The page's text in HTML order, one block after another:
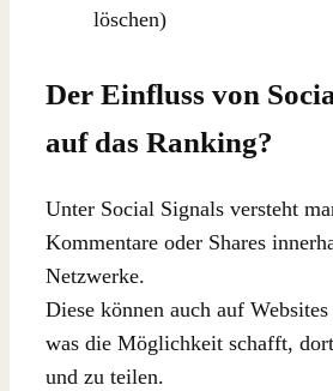
löschen)
Der Einfluss von
auf das Ranking?
Unter Social Signals versteht
Kommentare oder Shares
Netzwerke.
Diese können auch auf
was die Möglichkeit schafft,
und zu teilen.